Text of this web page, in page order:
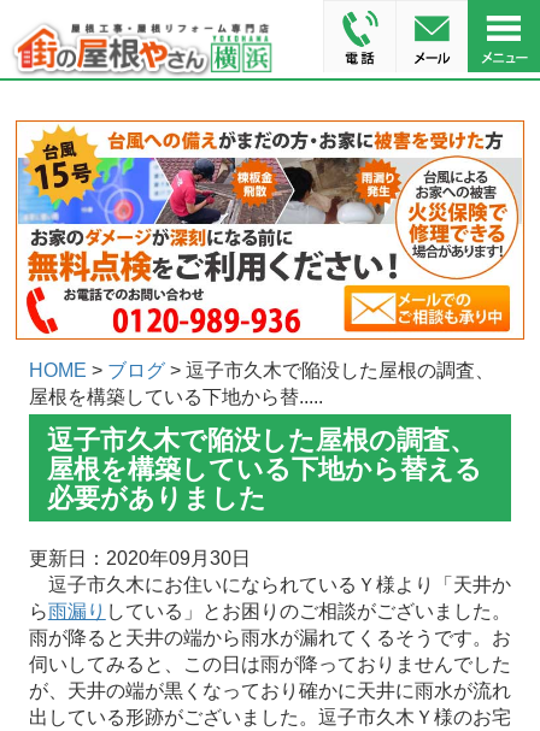
HOME > ブログ> 逗子市久木で陥没した屋根の調査、
屋根を構築している下地から替.....
逗子市久木で陥没した屋根の調査、
屋根を構築している下地から替える
必要がありました
更新日：2020年09月30日
逗子市久木にお住いになられているＹ様より「天井か
ら雨漏り している」とお困りのご相談がございました。
雨が降ると天井の端から雨水が漏れてくるそうです。お
伺いしてみると、この日は雨が降っておりませんでした
が、天井の端が黒くなっており確かに天井に雨水が流れ
出している形跡がございました。逗子市久木Ｙ様のお宅